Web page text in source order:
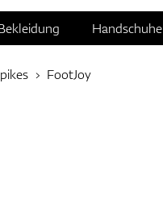
Handschuhe
FootJoy